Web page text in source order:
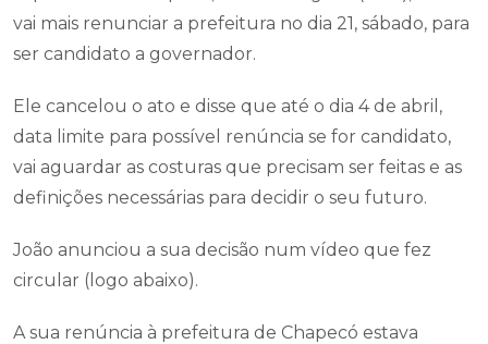
vai mais renunciar a prefeitura no dia 21, sábado, para
ser candidato a governador.
Ele cancelou o ato e disse que até o dia 4 de abril,
data limite para possível renúncia se for candidato,
vai aguardar as costuras que precisam ser feitas e as
definições necessárias para decidir o seu futuro.
João anunciou a sua decisão num vídeo que fez
circular (logo abaixo).
A sua renúncia à prefeitura de Chapecó estava